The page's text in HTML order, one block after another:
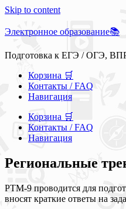
Skip to content
Электронное образование📚
Подготовка к ЕГЭ / ОГЭ,
Корзина 🛒
Контакты / FAQ
Навигация
Корзина 🛒
Контакты / FAQ
Навигация
Региональные
РТМ-9 проводится для
вносят краткие ответы на